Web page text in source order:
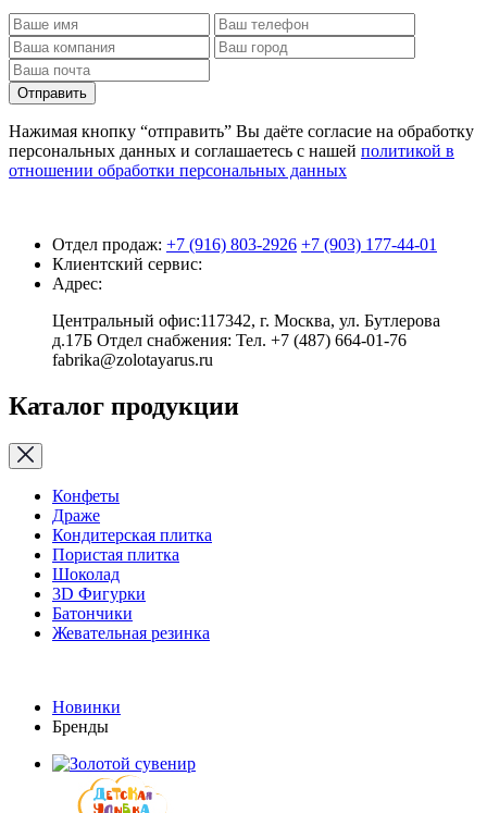
Отправить
Нажимая кнопку “отправить” Вы даёте согласие на обработку
персональных данных и соглашаетесь с нашей политикой в
отношении обработки персональных данных
Отдел продаж: +7 (916) 803-2926 +7 (903) 177-44-01
Клиентский сервис:
Адрес:
Центральный офис:117342, г. Москва, ул. Бутлерова
д.17Б Отдел снабжения: Тел. +7 (487) 664-01-76
fabrika@zolotayarus.ru
Каталог продукции
Конфеты
Драже
Кондитерская плитка
Пористая плитка
Шоколад
3D Фигурки
Батончики
Жевательная резинка
Новинки
Бренды